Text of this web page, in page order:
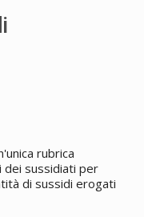
rubrica
dei sussidiati per
di sussidi erogati